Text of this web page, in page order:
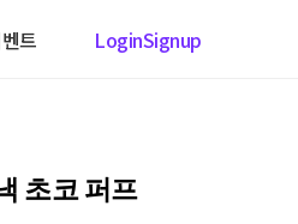
트 LoginSignup
초코 퍼프